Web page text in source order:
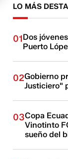
LO MÁS
01Dos
Puerto
02Gobierno
Justiciero"
03Copa
Vinotinto
sueño del